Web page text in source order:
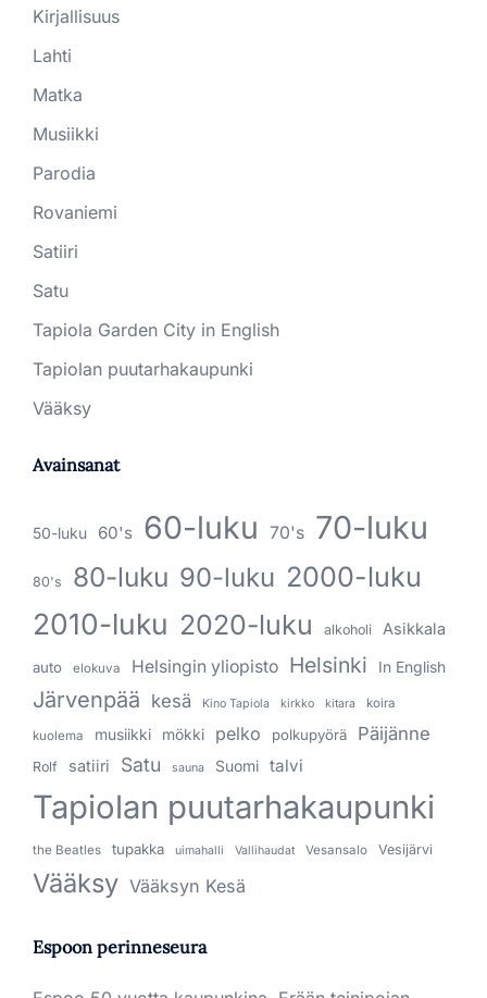
Kirjallisuus
Lahti
Matka
Musiikki
Parodia
Rovaniemi
Satiiri
Satu
Tapiola Garden City in English
Tapiolan puutarhakaupunki
Vääksy
Avainsanat
50-luku 60's 60-luku 70's 70-luku
80's 80-luku 90-luku 2000-luku
2010-luku 2020-luku alkoholi Asikkala
auto elokuva Helsingin yliopisto Helsinki In English
Järvenpää kesä Kino Tapiola kirkko kitara koira
kuolema musiikki mökki pelko polkupyörä Päijänne
Rolf satiiri Satu sauna Suomi talvi
Tapiolan puutarhakaupunki
the Beatles tupakka uimahalli Vallihaudat Vesansalo Vesijärvi
Vääksy Vääksyn Kesä
Espoon perinneseura